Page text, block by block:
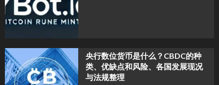
央行数位货币是什么？CBDC的种
类、优缺点和风险、各国发展现况
与法规整理